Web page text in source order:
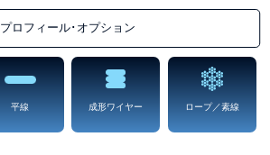
プロフィール･オプション
平線 成形ワイヤー ロープ／素線